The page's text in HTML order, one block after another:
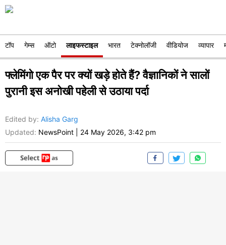
टॉप गेम्स ऑटो लाइफस्टाइल भारत टेक्नोलॉजी वीडियोज व्यापार
फ्लेमिंगो एक पैर पर क्यों खड़े होते हैं? वैज्ञानिकों ने सालों
पुरानी इस अनोखी पहेली से उठाया पर्दा
Edited by: Alisha Garg
Updated: NewsPoint 24 May 2026, 3:42 pm